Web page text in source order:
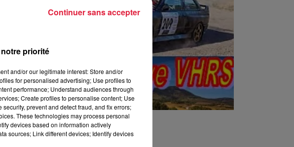
priorité
and/or our legitimate interest: Store and/or
for personalised advertising; Use profiles to
performance; Understand audiences through
Create profiles to personalise content; Use
prevent and detect fraud, and fix errors;
These technologies may process personal
devices based on information actively
sources; Link different devices; Identify devices
Continuer sans accepter